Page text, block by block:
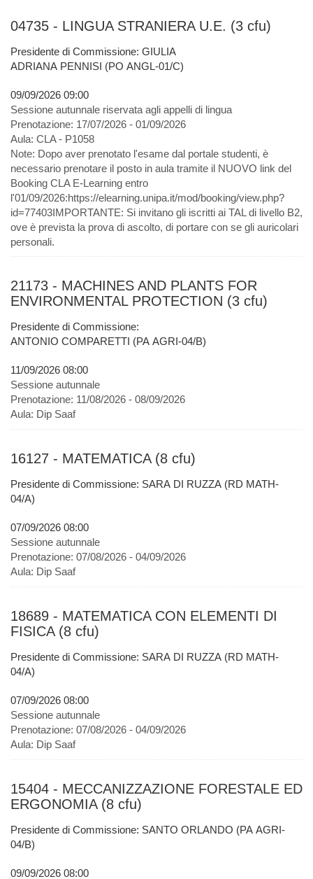
04735 - LINGUA STRANIERA U.E. (3 cfu)
Presidente di Commissione: GIULIA
ADRIANA PENNISI (PO ANGL-01/C)
09/09/2026 09:00
Sessione autunnale riservata agli appelli di lingua
Prenotazione: 17/07/2026 - 01/09/2026
Aula: CLA - P1058
Note: Dopo aver prenotato l'esame dal portale studenti, è
necessario prenotare il posto in aula tramite il NUOVO link del
Booking CLA E-Learning entro
l'01/09/2026:https://elearning.unipa.it/mod/booking/view.php?
id=77403IMPORTANTE: Si invitano gli iscritti ai TAL di livello B2,
ove è prevista la prova di ascolto, di portare con se gli auricolari
personali.
21173 - MACHINES AND PLANTS FOR
ENVIRONMENTAL PROTECTION (3 cfu)
Presidente di Commissione:
ANTONIO COMPARETTI (PA AGRI-04/B)
11/09/2026 08:00
Sessione autunnale
Prenotazione: 11/08/2026 - 08/09/2026
Aula: Dip Saaf
16127 - MATEMATICA (8 cfu)
Presidente di Commissione: SARA DI RUZZA (RD MATH-
04/A)
07/09/2026 08:00
Sessione autunnale
Prenotazione: 07/08/2026 - 04/09/2026
Aula: Dip Saaf
18689 - MATEMATICA CON ELEMENTI DI
FISICA (8 cfu)
Presidente di Commissione: SARA DI RUZZA (RD MATH-
04/A)
07/09/2026 08:00
Sessione autunnale
Prenotazione: 07/08/2026 - 04/09/2026
Aula: Dip Saaf
15404 - MECCANIZZAZIONE FORESTALE ED
ERGONOMIA (8 cfu)
Presidente di Commissione: SANTO ORLANDO (PA AGRI-
04/B)
09/09/2026 08:00